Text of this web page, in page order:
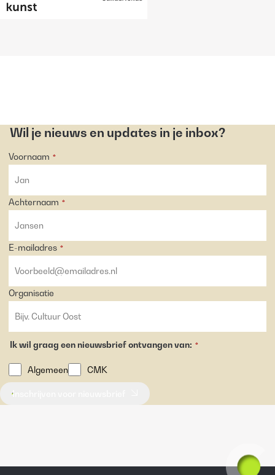
Wil je nieuws en updates in je inbox?
Voornaam *
Achternaam *
E-mailadres *
Organisatie
Ik wil graag een nieuwsbrief ontvangen van: *
Algemeen CMK
Inschrijven voor nieuwsbrief